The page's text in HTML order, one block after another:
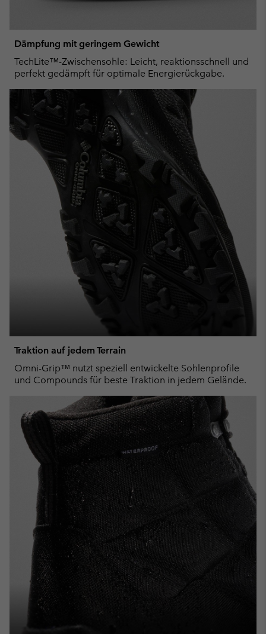
Dämpfung mit geringem Gewicht
TechLite™-Zwischensohle: Leicht, reaktionsschnell und
perfekt gedämpft für optimale Energierückgabe.
Traktion auf jedem Terrain
Omni-Grip™ nutzt speziell entwickelte Sohlenprofile
und Compounds für beste Traktion in jedem Gelände.